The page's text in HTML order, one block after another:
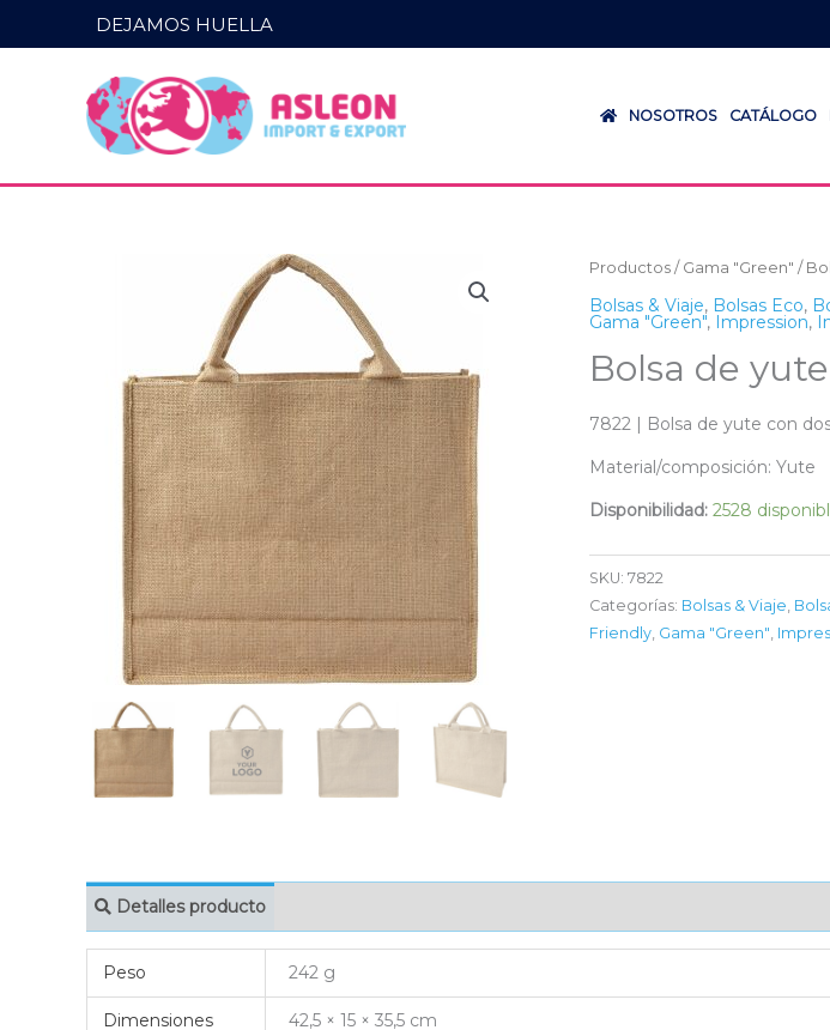
al
DEJAMOS HUELLA
NOSOTROS CATÁLOGO
Productos / Gama "Green" /
Bolsas & Viaje, Bolsas Eco,
Gama "Green", Impression,
Bolsa de
7822 | Bolsa de yute con
Material/composición: Yute
Disponibilidad: 2528
SKU: 7822
Categorías: Bolsas & Viaje
Friendly Gama "Green"
Detalles producto
Peso 242 g
Dimensiones 42,5 × 15 × 35,5 cm